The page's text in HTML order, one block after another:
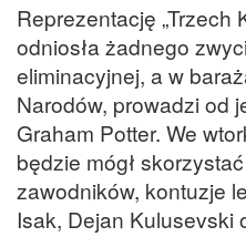
Reprezentację „Trzech
odniosła żadnego
eliminacyjnej, a w
Narodów, prowadzi od
Graham Potter. We
będzie mógł
zawodników, kontuzje
Isak, Dejan Kulusevski